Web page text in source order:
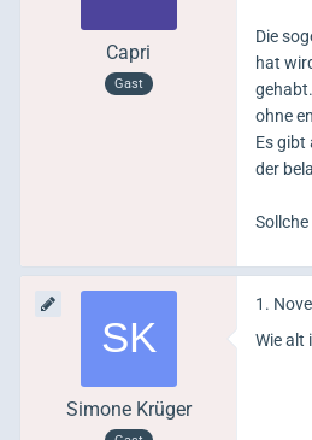
Capri
Gast
Die
hat
ohne
Es gibt
der
Simone Krüger
1.
Wie alt